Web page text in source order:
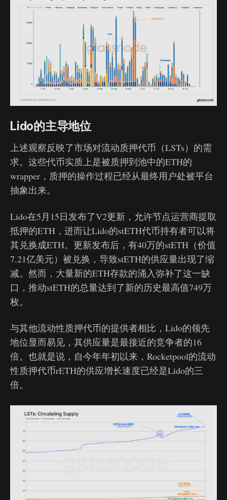
Lido的主导地位
上述观察反映了市场对流动质押代币（LSTs）的需
求。这些代币实质上是被质押到池中的ETH的
wrapper，质押的操作过程已经从最终用户处被平台
抽象出来。
Lido在5月15日发布了V2更新，允许节点运营商提取
抵押的ETH，进而让Lido的stETH代币持有者可以将
其兑换成ETH。更新发布后，有40万的stETH（价值
7.21亿美元）被兑换，导致stETH的供应量出现了缩
减。然而，大量新的ETH存款的涌入弥补了这一缺
口，推动stETH的总量达到了新的历史最高值749万
枚。
与其他流动性质押代币的提供者相比，Lido的领先
地位显而易见，其供应量是最接近的竞争者的16
倍。也就是说，自今年年初以来，Rocketpool的流动
性质押代币rETH的供应增长速度已经是Lido的三
倍。